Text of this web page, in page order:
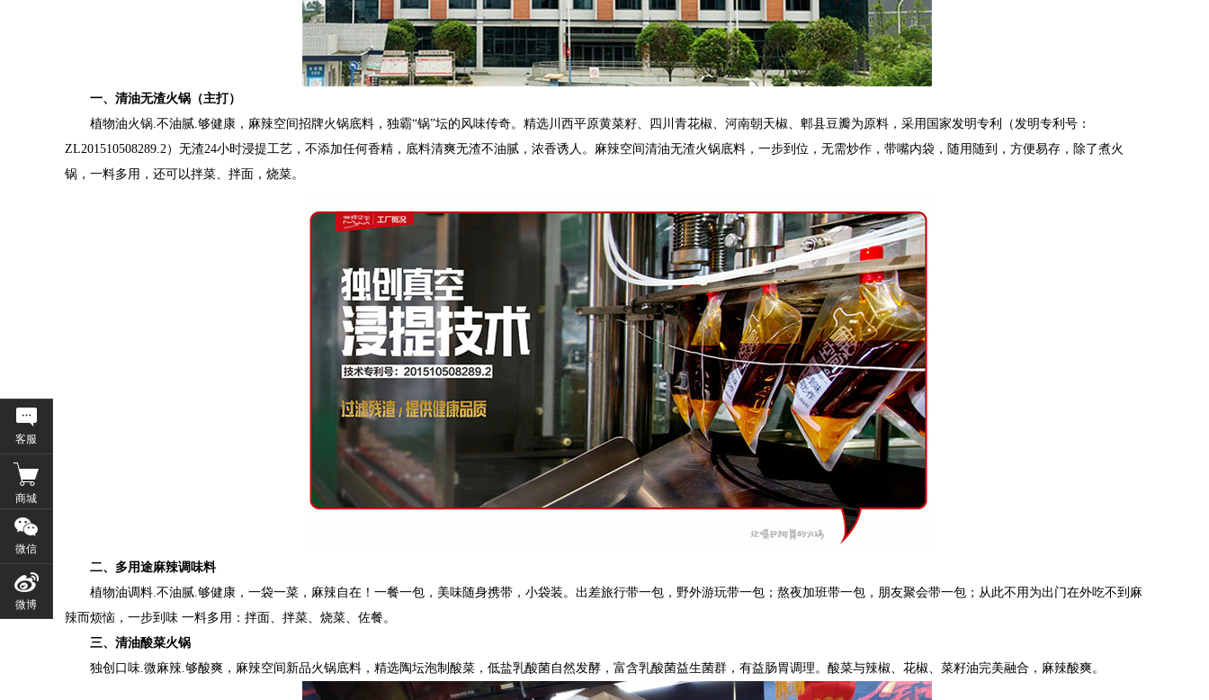
一、 清油无渣火锅 （主打）
植物油火锅.不油腻.够健康 ， 麻辣空间招牌火锅底料，独霸“锅”坛的风味传奇。精选川西平原黄菜籽、四川青花椒、河南朝天椒、郫县豆瓣为原料，采用国家发明专利（发明专利号：
ZL201510508289.2）无渣24小时浸提工艺，不添加任何香精，底料清爽无渣不油腻，浓香诱人。麻辣空间清油无渣火锅底料，一步到位，无需炒作，带嘴内袋，随用随到，方便易存，除了煮火
锅，一料多用，还可以拌菜、拌面，烧菜。
二、 多用途麻辣调味料
植物油调料.不油腻.够健康 ， 一袋一菜，麻辣自在 ！ 一餐一包，美味随身携带 ， 小袋装。 出差旅行带一包，野外游玩带一包；熬夜加班带一包，朋友聚会带一包；从此不用为出门在外吃不到麻
辣而烦恼 ， 一步到味 一料多用 ： 拌面、 拌菜、 烧菜、 佐餐。
三、 清油酸菜火锅
独创口味.微麻辣.够酸爽 ， 麻辣空间新品火锅底料，精选陶坛泡制酸菜，低盐乳酸菌自然发酵，富含乳酸菌益生菌群，有益肠胃调理。酸菜与辣椒、花椒、菜籽油完美融合，麻辣酸爽。
客服
商城
微信
微博